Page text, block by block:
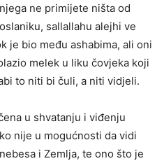
ne primijete ništa od
sallallahu alejhi ve
je bio među ashabima, ali oni
melek u liku čovjeka koji
to niti bi čuli, a niti vidjeli.
u shvatanju i viđenju
nije u mogućnosti da vidi
i Zemlja, te ono što je